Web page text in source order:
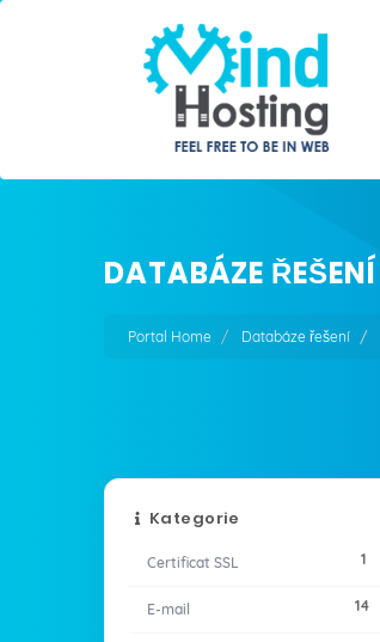
DATABÁZE ŘEŠENÍ
Portal Home Databáze řešení
Kategorie
1
Certificat SSL
14
E-mail